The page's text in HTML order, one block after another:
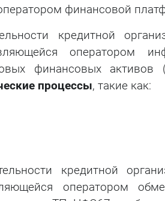
финансовой
кредитной
оператором
финансовых
процессы, такие как:
кредитной
оператором